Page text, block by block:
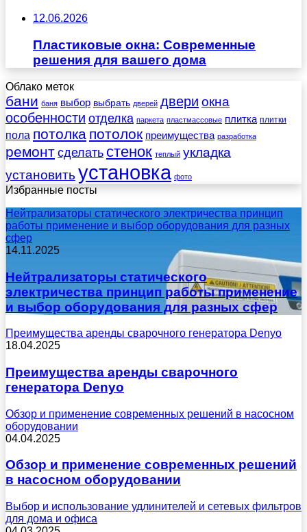
12.06.2026
Пластиковые окна: Современные
решения для вашего дома
Облако меток
бани баня выбор выбрать дверей двери окна
особенности отделка паркета пластмассовые плитка плитки
пола потолка потолок преимущества разработка
ремонт сделать стенок теплый укладка
установить установка фото
Избранные посты
Нейтрализаторы статического электричества принцип
работы применение и выбор оборудования для разных
сфер
14.11.2025
Нейтрализаторы статического
электричества принцип работы применение
и выбор оборудования для разных сфер
Преимущества аренды сварочного генератора Denyo
18.04.2025
Преимущества аренды сварочного
генератора Denyo
Обзор и применение современных решений в насосном
оборудовании
04.04.2025
Обзор и применение современных решений
в насосном оборудовании
Выбор и использование удлинителей и сетевых фильтров
для дома и офиса